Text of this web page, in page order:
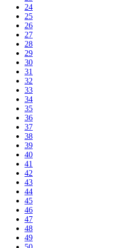
24
25
26
27
28
29
30
31
32
33
34
35
36
37
38
39
40
41
42
43
44
45
46
47
48
49